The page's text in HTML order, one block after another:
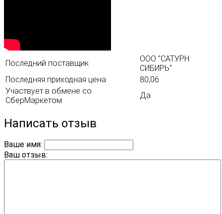
Последний поставщик
ООО "САТУРН
СИБИРЬ"
Последняя приходная цена
80,06
Участвует в обмене со
СберМаркетом
Да
Написать отзыв
Ваше имя:
Ваш отзыв: